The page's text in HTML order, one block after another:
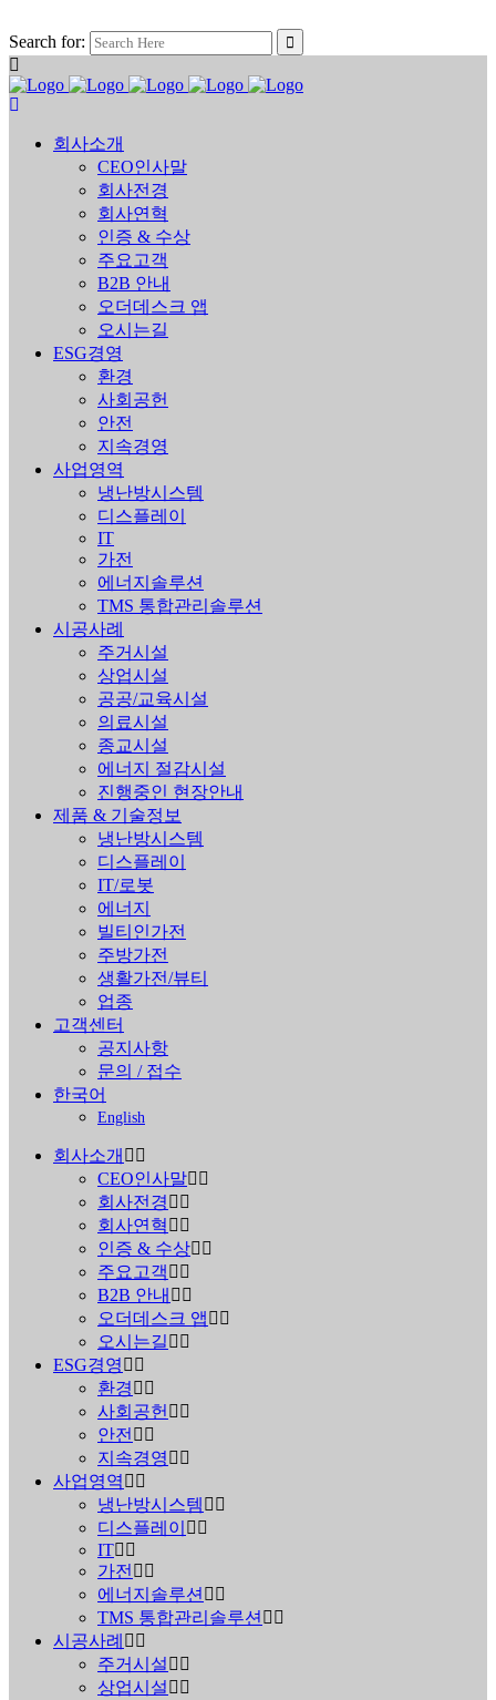
Search for:
회사소개
CEO인사말
회사전경
회사연혁
인증 & 수상
주요고객
B2B 안내
오더데스크 앱
오시는길
ESG경영
환경
사회공헌
안전
지속경영
사업영역
냉난방시스템
디스플레이
IT
가전
에너지솔루션
TMS 통합관리솔루션
시공사례
주거시설
상업시설
공공/교육시설
의료시설
종교시설
에너지 절감시설
진행중인 현장안내
제품 & 기술정보
냉난방시스템
디스플레이
IT/로봇
에너지
빌티인가전
주방가전
생활가전/뷰티
업종
고객센터
공지사항
문의 / 접수
한국어
English
회사소개
CEO인사말
회사전경
회사연혁
인증 & 수상
주요고객
B2B 안내
오더데스크 앱
오시는길
ESG경영
환경
사회공헌
안전
지속경영
사업영역
냉난방시스템
디스플레이
IT
가전
에너지솔루션
TMS 통합관리솔루션
시공사례
주거시설
상업시설